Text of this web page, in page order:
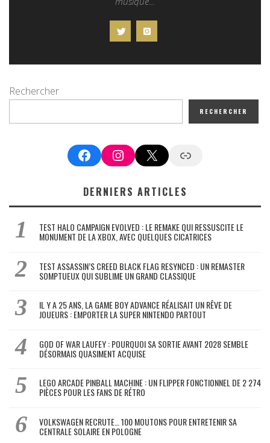
Rechercher
RECHERCHER
FacebookInstagram
X Google News
DERNIERS ARTICLES
TEST HALO CAMPAIGN EVOLVED : LE REMAKE QUI RESSUSCITE LE
MONUMENT DE LA XBOX, AVEC QUELQUES CICATRICES
TEST ASSASSIN’S CREED BLACK FLAG RESYNCED : UN REMASTER
SOMPTUEUX QUI SUBLIME UN GRAND CLASSIQUE
IL Y A 25 ANS, LA GAME BOY ADVANCE RÉALISAIT UN RÊVE DE
JOUEURS : EMPORTER LA SUPER NINTENDO PARTOUT
GOD OF WAR LAUFEY : POURQUOI SA SORTIE AVANT 2028 SEMBLE
DÉSORMAIS QUASIMENT ACQUISE
LEGO ARCADE PINBALL MACHINE : UN FLIPPER FONCTIONNEL DE 2 274
PIÈCES POUR LES FANS DE RÉTRO
VOLKSWAGEN RECRUTE… 100 MOUTONS POUR ENTRETENIR SA
CENTRALE SOLAIRE EN POLOGNE